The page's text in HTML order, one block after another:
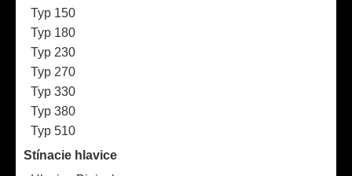
Typ 150
Typ 180
Typ 230
Typ 270
Typ 330
Typ 380
Typ 510
Stínacie hlavice